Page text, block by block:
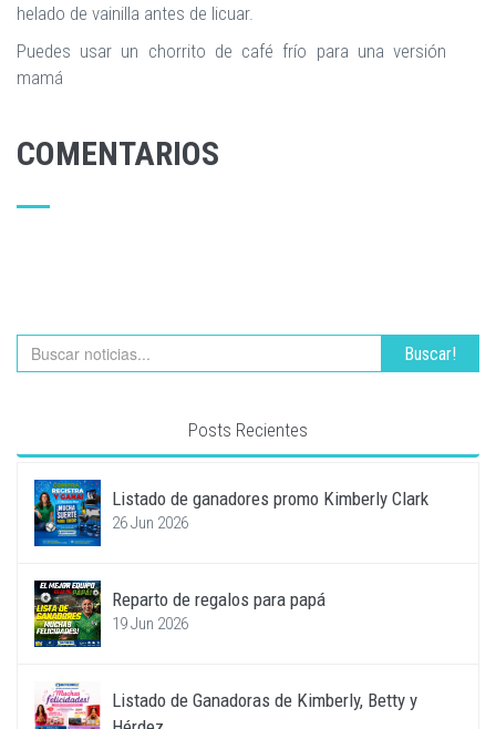
helado de vainilla antes de licuar.
Puedes usar un chorrito de café frío para una versión
mamá
COMENTARIOS
Buscar!
Posts Recientes
Listado de ganadores promo Kimberly Clark
26 Jun 2026
Reparto de regalos para papá
19 Jun 2026
Listado de Ganadoras de Kimberly, Betty y